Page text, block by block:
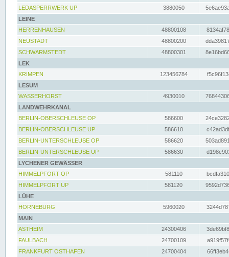
LEDASPERRWERK UP
3880050
LEINE
HERRENHAUSEN
48800108
NEUSTADT
48800200
SCHWARMSTEDT
48800301
LEK
KRIMPEN
123456784
LESUM
WASSERHORST
4930010
LANDWEHRKANAL
BERLIN-OBERSCHLEUSE OP
586600
BERLIN-OBERSCHLEUSE UP
586610
BERLIN-UNTERSCHLEUSE OP
586620
BERLIN-UNTERSCHLEUSE UP
586630
LYCHENER GEWÄSSER
HIMMELPFORT OP
581110
HIMMELPFORT UP
581120
LÜHE
HORNEBURG
5960020
MAIN
ASTHEIM
24300406
FAULBACH
24700109
FRANKFURT OSTHAFEN
24700404